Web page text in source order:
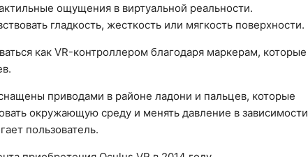
ощущения в виртуальной реальности.
гладкость, жесткость или мягкость поверхности.
как VR-контроллером благодаря маркерам, которые
приводами в районе ладони и пальцев, которые
окружающую среду и менять давление в зависимости
пользователь.